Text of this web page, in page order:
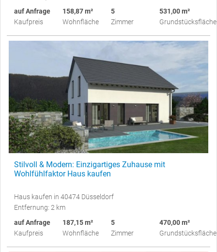
auf Anfrage
Kaufpreis
158,87 m²
Wohnfläche
5
Zimmer
531,00 m²
Grundstücksfläche
Stilvoll & Modern: Einzigartiges Zuhause mit
Wohlfühlfaktor Haus kaufen
Haus kaufen in 40474 Düsseldorf
Entfernung: 2 km
auf Anfrage
Kaufpreis
187,15 m²
Wohnfläche
5
Zimmer
470,00 m²
Grundstücksfläche